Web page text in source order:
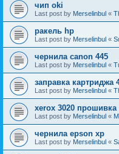
чип oki
Last post by Merselinbul «
ракель hp
Last post by Merselinbul «
чернила canon 445
Last post by Merselinbul «
заправка картриджа
Last post by Merselinbul «
xerox 3020 прошивка
Last post by Merselinbul «
чернила epson xp
Last post by Merselinbul «